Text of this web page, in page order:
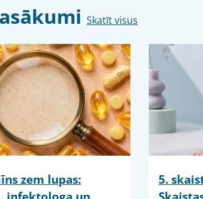
Skatīt visus
zem lupas:
5.